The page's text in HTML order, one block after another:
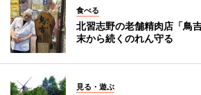
食べる
北習志野の老舗精肉店「
末から続くのれん守る
見る・遊ぶ